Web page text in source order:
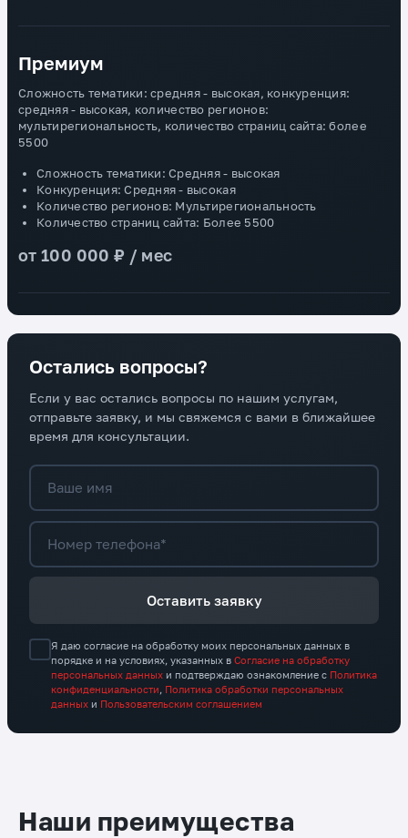
Премиум
Сложность тематики: средняя - высокая, конкуренция:
средняя - высокая, количество регионов:
мультирегиональность, количество страниц сайта: более
5500
Сложность тематики: Средняя - высокая
Конкуренция: Средняя - высокая
Количество регионов: Мультирегиональность
Количество страниц сайта: Более 5500
от 100 000 ₽ / мес
Остались вопросы?
Если у вас остались вопросы по нашим услугам,
отправьте заявку, и мы свяжемся с вами в ближайшее
время для консультации.
Ваше имя
Номер телефона*
Оставить заявку
Я даю согласие на обработку моих персональных данных в
порядке и на условиях, указанных в Согласие на обработку
персональных данных и подтверждаю ознакомление с Политика
конфиденциальности, Политика обработки персональных
данных и Пользовательским соглашением
Наши преимущества